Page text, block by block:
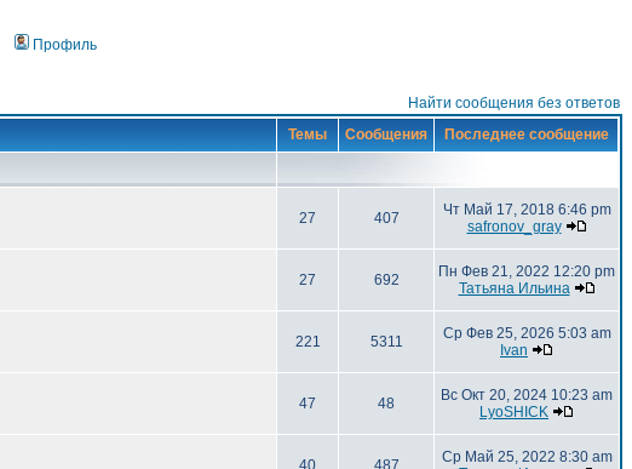
Профиль
Найти сообщения без ответов
Темы Сообщения Последнее сообщение
27 407
Чт Май 17, 2018 6:46 pm
safronov_gray
27 692
Пн Фев 21, 2022 12:20 pm
Татьяна Ильина
221 5311
Ср Фев 25, 2026 5:03 am
Ivan
47 48
Вс Окт 20, 2024 10:23 am
LyoSHICK
40 487
Ср Май 25, 2022 8:30 am